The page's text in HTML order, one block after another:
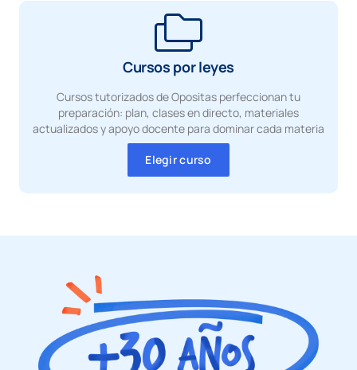
Cursos por leyes
Cursos tutorizados de Opositas perfeccionan tu
preparación: plan, clases en directo, materiales
actualizados y apoyo docente para dominar cada materia
Elegir curso